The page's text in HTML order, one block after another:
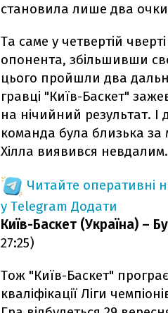
становила лише два
Та саме у четвертій
опонента, збільшивши
цього пройшли два
гравці "Київ-Баскет"
на нічийний результат. І
команда була близька
Хілла виявився невдалим.
Читайте оперативні
у Telegram Додати
Київ-Баскет (Україна) –
27:25)
Тож "Київ-Баскет"
кваліфікації Ліги